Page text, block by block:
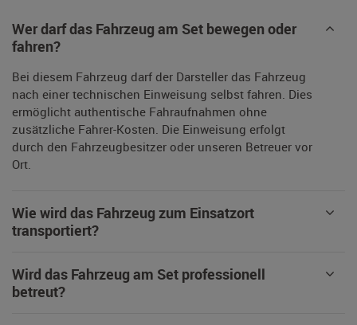
Wer darf das Fahrzeug am Set bewegen oder
fahren?
Bei diesem Fahrzeug darf der Darsteller das Fahrzeug
nach einer technischen Einweisung selbst fahren. Dies
ermöglicht authentische Fahraufnahmen ohne
zusätzliche Fahrer-Kosten. Die Einweisung erfolgt
durch den Fahrzeugbesitzer oder unseren Betreuer vor
Ort.
Wie wird das Fahrzeug zum Einsatzort
transportiert?
Wird das Fahrzeug am Set professionell
betreut?